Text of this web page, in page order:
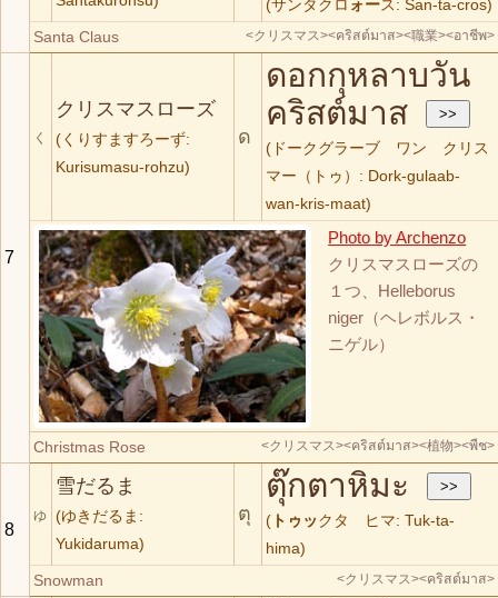
(サンタクロ ォース: San-ta-cros)
Santa Claus <クリスマス><คริสต์มาส><職業><อาชีพ>
7
く
クリスマスローズ
(くりすますろーず:
Kurisumasu-rohzu)
ด
ดอกกุหลาบวัน
คริสต์มาส
(ドークグラーブ ワン クリス
マー（トゥ）: Dork-gulaab-
wan-kris-maat)
Photo by Archenzo
クリスマスローズの
１つ、Helleborus
niger（ヘレボルス・
ニゲル）
Christmas Rose <クリスマス><คริสต์มาส><植物><พืช>
8
ゆ
雪だるま
(ゆきだるま:
Yukidaruma)
ตุ
ตุ๊กตาหิมะ
( トゥックタ ヒマ: Tuk-ta-
hima)
Snowman <クリスマス><คริสต์มาส>